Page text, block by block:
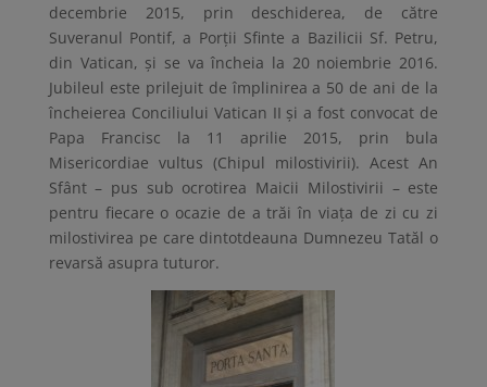
decembrie 2015, prin deschiderea, de către
Suveranul Pontif, a Porții Sfinte a Bazilicii Sf. Petru,
din Vatican, și se va încheia la 20 noiembrie 2016.
Jubileul este prilejuit de împlinirea a 50 de ani de la
încheierea Conciliului Vatican II și a fost convocat de
Papa Francisc la 11 aprilie 2015, prin bula
Misericordiae vultus (Chipul milostivirii). Acest An
Sfânt – pus sub ocrotirea Maicii Milostivirii – este
pentru fiecare o ocazie de a trăi în viața de zi cu zi
milostivirea pe care dintotdeauna Dumnezeu Tatăl o
revarsă asupra tuturor.